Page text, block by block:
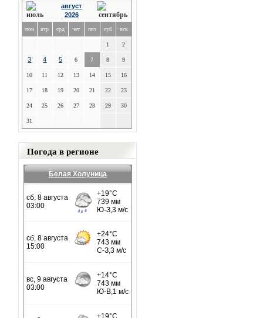
август
2026
пон втр срд чет пят суб вск
1 2
3 4 5 6 7 8 9
10 11 12 13 14 15 16
17 18 19 20 21 22 23
24 25 26 27 28 29 30
31
Погода в регионе
Белая Холуница